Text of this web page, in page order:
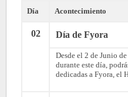
Día Acontecimiento
02 Día de Fyora
Desde el 2 de Junio
durante este día,
dedicadas a Fyora, el